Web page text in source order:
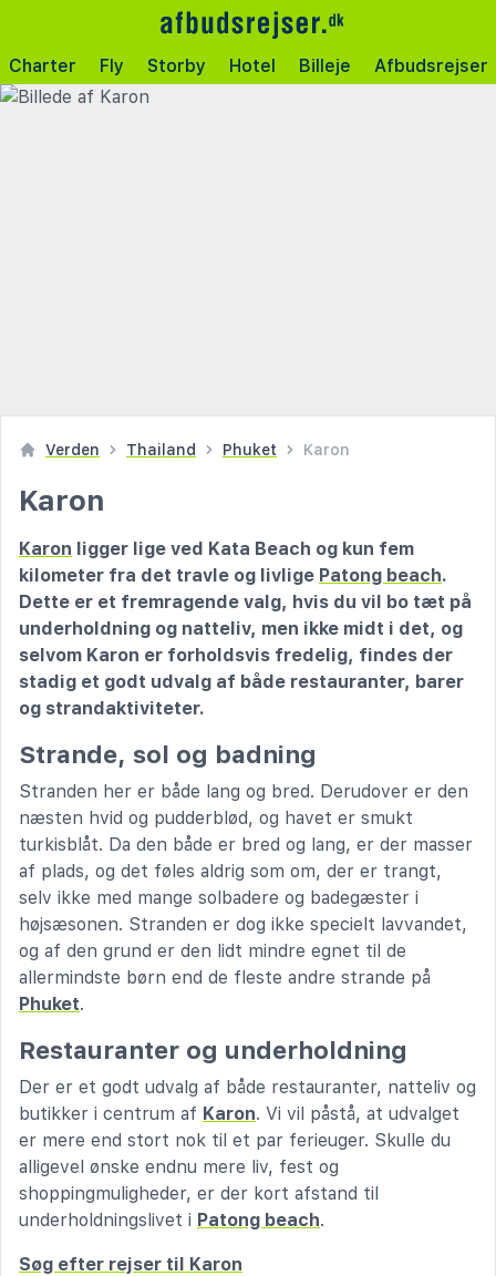
Charter Fly Storby Hotel Billeje Afbudsrejser
Verden Thailand Phuket Karon
Karon
Karon ligger lige ved Kata Beach og kun fem
kilometer fra det travle og livlige Patong beach.
Dette er et fremragende valg, hvis du vil bo tæt på
underholdning og natteliv, men ikke midt i det, og
selvom Karon er forholdsvis fredelig, findes der
stadig et godt udvalg af både restauranter, barer
og strandaktiviteter.
Strande, sol og badning
Stranden her er både lang og bred. Derudover er den
næsten hvid og pudderblød, og havet er smukt
turkisblåt. Da den både er bred og lang, er der masser
af plads, og det føles aldrig som om, der er trangt,
selv ikke med mange solbadere og badegæster i
højsæsonen. Stranden er dog ikke specielt lavvandet,
og af den grund er den lidt mindre egnet til de
allermindste børn end de fleste andre strande på
Phuket.
Restauranter og underholdning
Der er et godt udvalg af både restauranter, natteliv og
butikker i centrum af Karon. Vi vil påstå, at udvalget
er mere end stort nok til et par ferieuger. Skulle du
alligevel ønske endnu mere liv, fest og
shoppingmuligheder, er der kort afstand til
underholdningslivet i Patong beach.
Søg efter rejser til Karon